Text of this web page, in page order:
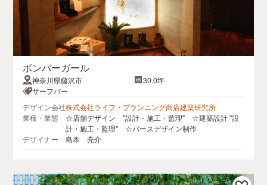
ボンバーガール
神奈川県藤沢市
30.0坪
サーフバー
デザイン会社株式会社ライフ・プランニング商店建築研究所
業種・業態
☆店舗デザイン "設計・施工・監理" ☆建築設計 "設
計・施工・監理" ☆パースデザイン制作
デザイナー
島本 亮介